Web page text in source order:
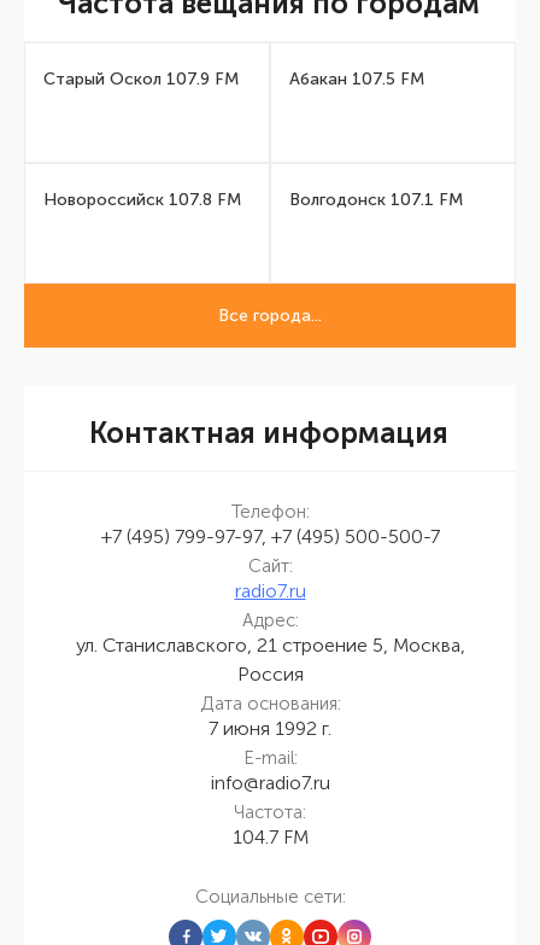
Старый Оскол 107.9 FM
Новороссийск 107.8 FM
Абакан 107.5 FM
Волгодонск 107.1 FM
Все города...
Контактная информация
Телефон:
+7 (495) 799-97-97, +7 (495) 500-500-7
Сайт:
radio7.ru
Адрес:
ул. Станиславского, 21 строение 5, Москва,
Россия
Дата основания:
7 июня 1992 г.
E-mail:
info@radio7.ru
Частота:
104.7 FM
Социальные сети: